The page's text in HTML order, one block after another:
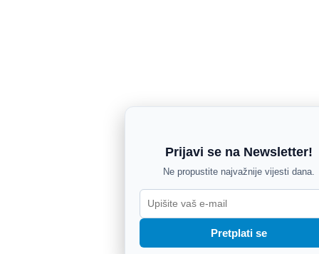
Prijavi se na Newsletter!
Ne propustite najvažnije vijesti dana.
Pretplati se